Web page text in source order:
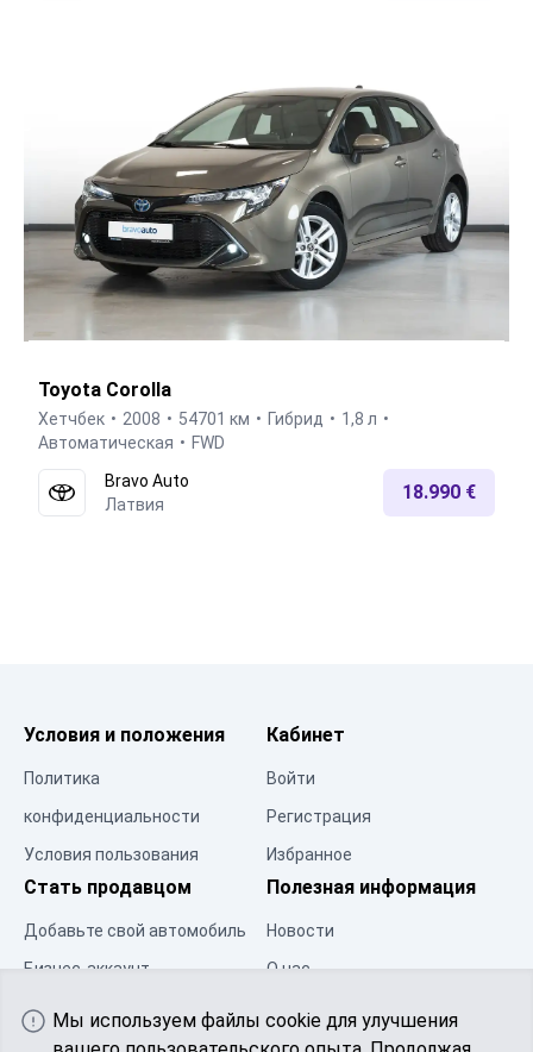
Toyota Corolla
Хетчбек 2008 54701 км Гибрид
1,8 л
Автоматическая
FWD
Bravo Auto
Латвия
18.990 €
Условия и положения
Политика
конфиденциальности
Условия пользования
Кабинет
Войти
Регистрация
Избранное
Стать продавцом
Добавьте свой автомобиль
Бизнес-аккаунт
Центр ресурсов
Сообщество
Полезная информация
Новости
О нас
Мы используем файлы cookie для улучшения